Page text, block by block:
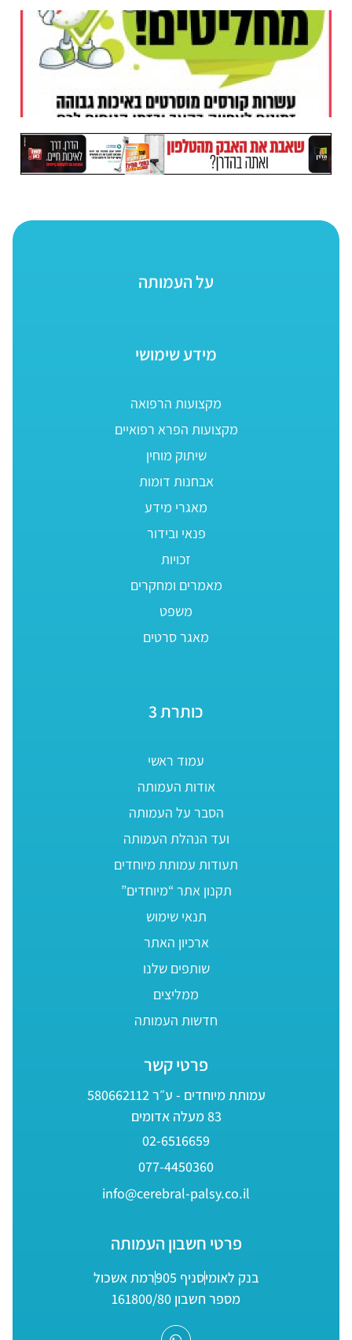
על העמותה
מידע שימושי
מקצועות הרפואה
מקצועות הפרא רפואיים
שיתוק מוחין
אבחנות דומות
מאגרי מידע
פנאי ובידור
זכויות
מאמרים ומחקרים
משפט
מאגר סרטים
כותרת 3
עמוד ראשי
אודות העמותה
הסבר על העמותה
ועד הנהלת העמותה
תעודות עמותת מיוחדים
תקנון אתר “מיוחדים”
תנאי שימוש
ארכיון האתר
שותפים שלנו
ממליצים
חדשות העמותה
פרטי קשר
עמותת מיוחדים - ע״ר 580662112
83 מעלה אדומים
02-6516659
077-4450360
info@cerebral-palsy.co.il
פרטי חשבון העמותה
בנק לאומיסניף 905
רמת אשכול
מספר חשבון 161800/80